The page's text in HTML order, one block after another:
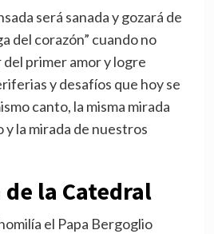
será sanada y gozará de
del corazón” cuando no
primer amor y logre
y desafíos que hoy se
canto, la misma mirada
la mirada de nuestros
la Catedral
el Papa Bergoglio